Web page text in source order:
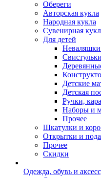
Обереги
Авторская кукла
Народная кукла
Сувенирная
Для детей
Свистульки
Детские
Детская
Ручки,
Наборы и
Прочее
Шкатулки и
Открытки и
Прочее
Скидки
Одежда, обувь и